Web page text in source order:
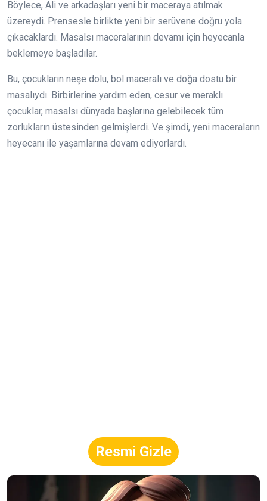
Böylece, Ali ve arkadaşları yeni bir maceraya atılmak
üzereydi. Prensesle birlikte yeni bir serüvene doğru yola
çıkacaklardı. Masalsı maceralarının devamı için heyecanla
beklemeye başladılar.
Bu, çocukların neşe dolu, bol maceralı ve doğa dostu bir
masalıydı. Birbirlerine yardım eden, cesur ve meraklı
çocuklar, masalsı dünyada başlarına gelebilecek tüm
zorlukların üstesinden gelmişlerdi. Ve şimdi, yeni maceraların
heyecanı ile yaşamlarına devam ediyorlardı.
Resmi Gizle